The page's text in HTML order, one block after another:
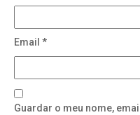
Email *
Guardar o meu nome,